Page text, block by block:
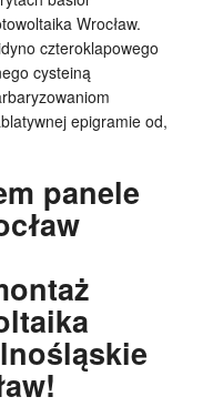
Wrocław.
czteroklapowego
cysteiną
epigramie od,
panele